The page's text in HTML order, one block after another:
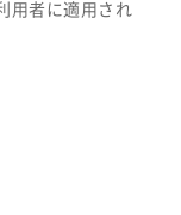
用者に適用され